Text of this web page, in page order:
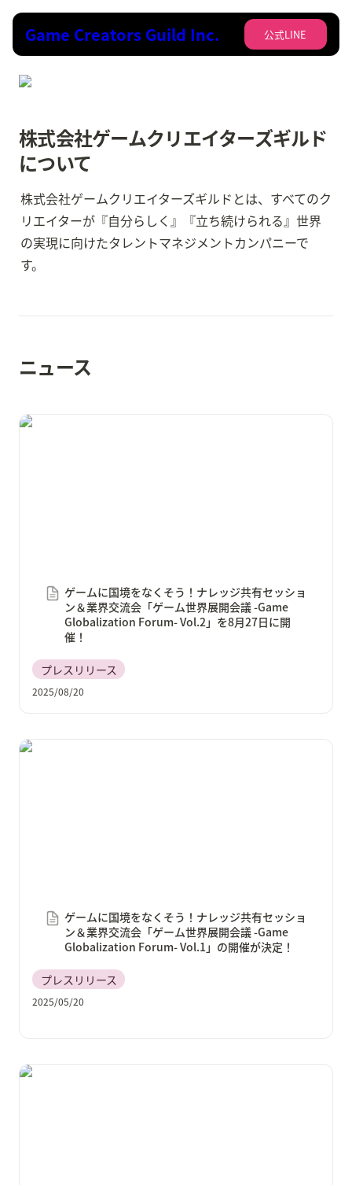
Game Creators Guild Inc. 公式LINE
株式会社ゲームクリエイターズギルド
について
株式会社ゲームクリエイターズギルドとは、すべてのク
リエイターが『自分らしく』『立ち続けられる』世界
の実現に向けたタレントマネジメントカンパニーで
す。
ニュース
ゲームに国境をなくそう！ナレッジ共有セッション＆
ゲームに国境をなくそう！ナレッジ共有セッショ
ン＆業界交流会「ゲーム世界展開会議 -Game
Globalization Forum- Vol.2」を8月27日に開
催！
プレスリリース
2025/08/20
ゲームに国境をなくそう！ナレッジ共有セッション＆
ゲームに国境をなくそう！ナレッジ共有セッショ
ン＆業界交流会「ゲーム世界展開会議 -Game
Globalization Forum- Vol.1」の開催が決定！
プレスリリース
2025/05/20
「BitSummit Game Jam 2025」開催決定！